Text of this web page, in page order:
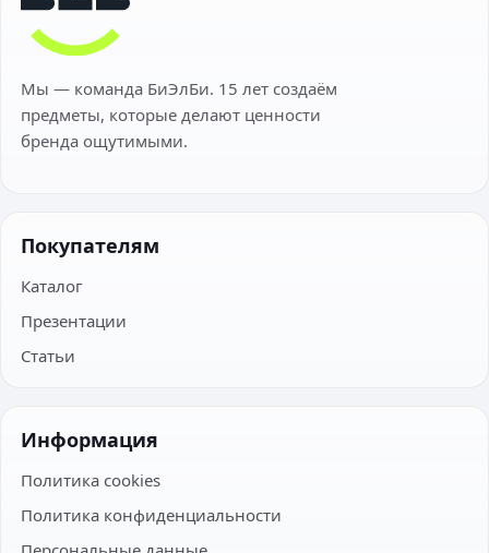
Мы — команда БиЭлБи. 15 лет создаём
предметы, которые делают ценности
бренда ощутимыми.
Покупателям
Каталог
Презентации
Статьи
Информация
Политика cookies
Политика конфиденциальности